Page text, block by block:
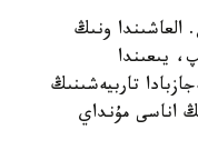
العاشىندا ونىڭ
يىعىندا
تاربيەشىنىڭ
اناسى مۇنداي